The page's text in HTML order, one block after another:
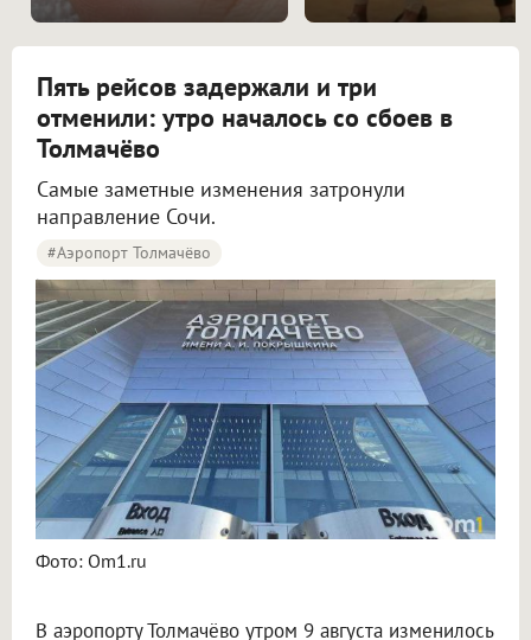
Пять рейсов задержали и три
отменили: утро началось со сбоев в
Толмачёво
Самые заметные изменения затронули
направление Сочи.
#Аэропорт Толмачёво
Фото: Om1.ru
В аэропорту Толмачёво утром 9 августа изменилось